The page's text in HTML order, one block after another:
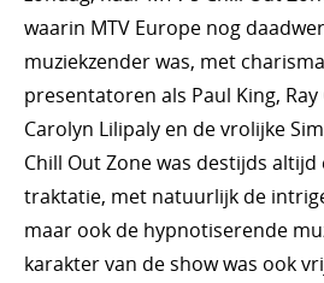
waarin MTV Europe nog
muziekzender was, met
presentatoren als Paul King, Ray
Carolyn Lilipaly en de vrolijke
Chill Out Zone was destijds
traktatie, met natuurlijk de
maar ook de hypnotiserende
karakter van de show was ook